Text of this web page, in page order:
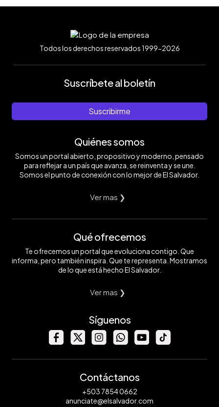
Todos los derechos reservados 1999-2026
Suscríbete al boletín
Suscribirme
Quiénes somos
Somos un portal abierto, propositivo y moderno, pensado
para reflejar a un país que avanza, se reinventa y se une.
Somos el punto de conexión con lo mejor de El Salvador.
Ver mas ❯
Qué ofrecemos
Te ofrecemos un portal que evoluciona contigo. Que
informa, pero también inspira. Que te representa. Mostramos
de lo que está hecho El Salvador.
Ver mas ❯
Síguenos
Contáctanos
+503 7854 0662
anunciate@elsalvador.com